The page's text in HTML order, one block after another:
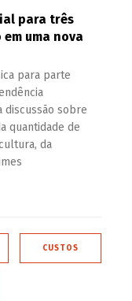
para três
uma nova
para parte
discussão sobre
quantidade de
da
CUSTOS